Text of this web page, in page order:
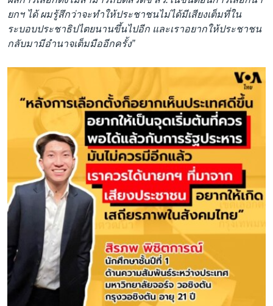
ยกฯ ได้ ผมรู้สึกว่าจะทำให้ประชาชนไม่ได้มีเสียงเต็มที่ใน
ระบอบประชาธิปไตยนานขึ้นไปอีก และเราอยากให้ประชาชน
กลับมามีอำนาจเต็มมืออีกครั้ง”